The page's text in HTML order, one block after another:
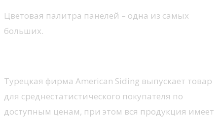
Цветовая палитра панелей – одна из самых
больших.
Турецкая фирма American Siding выпускает товар
для среднестатистического покупателя по
доступным ценам, при этом вся продукция имеет